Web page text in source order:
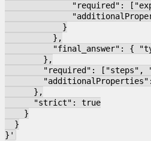
"required":
}
},
"final_answer": {
},
"required": ["steps",
"additionalProperties":
},
"strict": true
}
}
}'